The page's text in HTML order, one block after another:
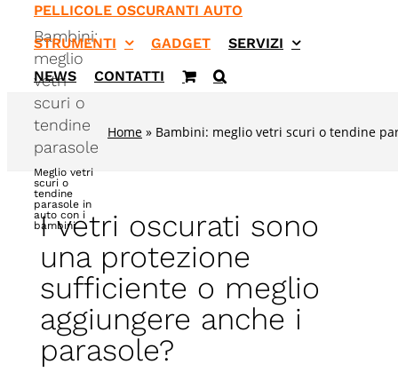
PELLICOLE OSCURANTI AUTO
STRUMENTI
GADGET
SERVIZI
NEWS
CONTATTI
Bambini:
meglio
vetri
scuri o
tendine
parasole
Meglio vetri
scuri o
tendine
parasole in
auto con i
bambini
Home » Bambini: meglio vetri scuri o tendine
I vetri oscurati sono
una protezione
sufficiente o meglio
aggiungere anche i
parasole?